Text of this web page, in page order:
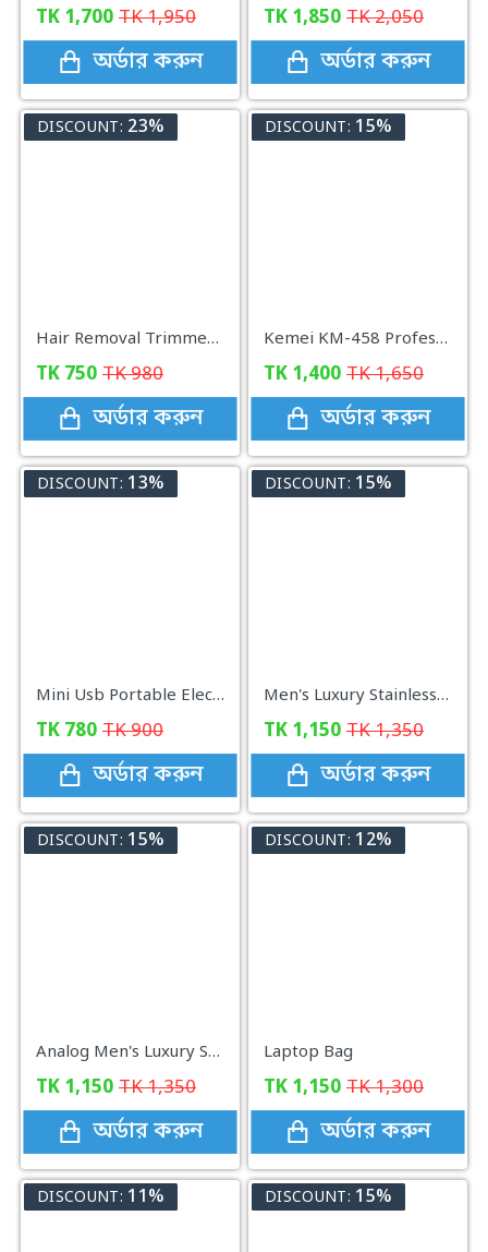
TK 1,700 TK1,950
অর্ডার করুন
TK 1,850 TK2,050
অর্ডার করুন
DISCOUNT: 23%
Hair Removal Trimmer Shaver Groom Eyebrow Nose Care
TK 750 TK980
অর্ডার করুন
DISCOUNT: 15%
Kemei KM-458 Professional Hair Straightener
TK 1,400 TK1,650
অর্ডার করুন
DISCOUNT: 13%
Mini Usb Portable Electric Hair Razer
TK 780 TK900
অর্ডার করুন
DISCOUNT: 15%
Men's Luxury Stainless Steel Watch for Men GOLDEN
TK 1,150 TK1,350
অর্ডার করুন
DISCOUNT: 15%
Analog Men's Luxury Stainless Steel Watch for Men Black
TK 1,150 TK1,350
অর্ডার করুন
DISCOUNT: 12%
Laptop Bag
TK 1,150 TK1,300
অর্ডার করুন
DISCOUNT: 11% DISCOUNT: 15%